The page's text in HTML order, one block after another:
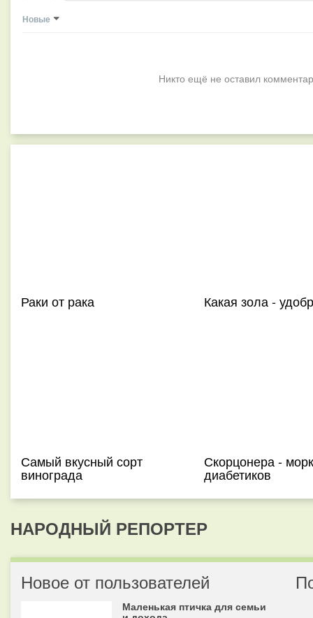
Новые
Никто ещё не оставил
Раки от рака Какая зола -
Самый вкусный сорт
винограда
Скорцонера -
диабетиков
НАРОДНЫЙ РЕПОРТЕР
Новое от пользователей
Маленькая птичка для семьи